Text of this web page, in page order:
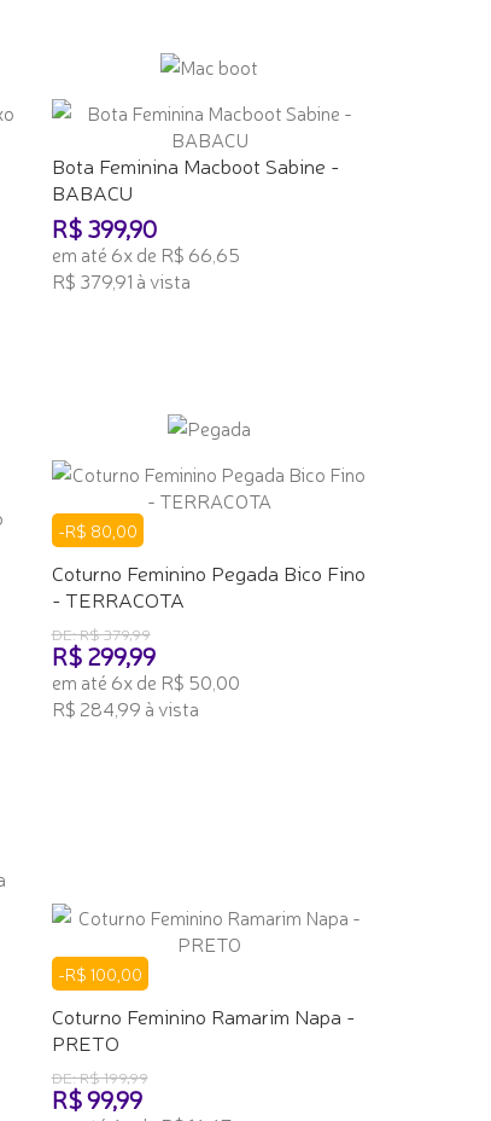
Bota Feminina Macboot Sabine -
BABACU
R$ 399,90
em até 6x de R$ 66,65
R$ 379,91 à vista
-R$ 80,00
Coturno Feminino Pegada Bico Fino
- TERRACOTA
DE: R$ 379,99
R$ 299,99
em até 6x de R$ 50,00
R$ 284,99 à vista
-R$ 100,00
Coturno Feminino Ramarim Napa -
PRETO
DE: R$ 199,99
R$ 99,99